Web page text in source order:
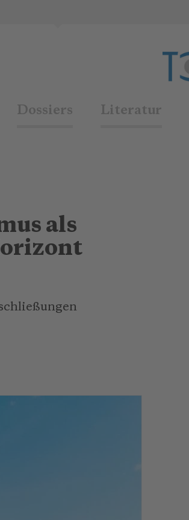
Dossiers Literatur
als